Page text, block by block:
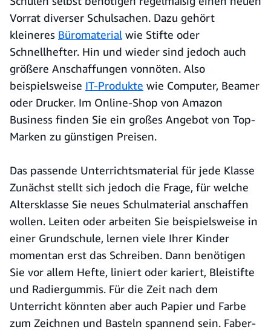
Vorrat diverser Schulsachen. Dazu gehört
kleineres Büromaterial wie Stifte oder
Schnellhefter. Hin und wieder sind jedoch auch
größere Anschaffungen vonnöten. Also
beispielsweise IT-Produkte wie Computer, Beamer
oder Drucker. Im Online-Shop von Amazon
Business finden Sie ein großes Angebot von Top-
Marken zu günstigen Preisen.
Das passende Unterrichtsmaterial für jede Klasse
Zunächst stellt sich jedoch die Frage, für welche
Altersklasse Sie neues Schulmaterial anschaffen
wollen. Leiten oder arbeiten Sie beispielsweise in
einer Grundschule, lernen viele Ihrer Kinder
momentan erst das Schreiben. Dann benötigen
Sie vor allem Hefte, liniert oder kariert, Bleistifte
und Radiergummis. Für die Zeit nach dem
Unterricht könnten aber auch Papier und Farbe
zum Zeichnen und Basteln spannend sein. Faber-